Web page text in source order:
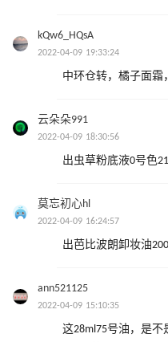
kQw6_HQsA
2022-04-09 19:33:24
中环仓转，橘子面霜
云朵朵991
2022-04-09 18:30:56
出虫草粉底液0号色
莫忘初心hl
2022-04-09 16:24:57
出芭比波朗卸妆油
ann521125
2022-04-09 15:10:35
这28ml75号油，是不